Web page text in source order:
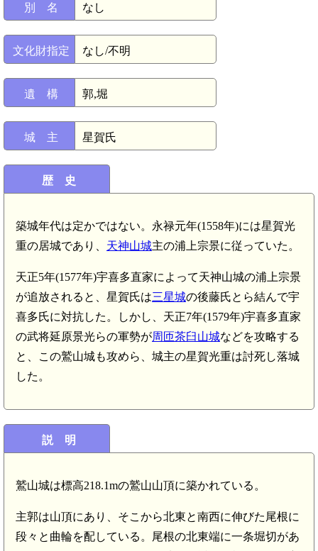
別 名 なし
文化財指定 なし/不明
遺 構 郭,堀
城 主 星賀氏
歴 史
築城年代は定かではない。永禄元年(1558年)には星賀光
重の居城であり、 天神山城主の浦上宗景に従っていた。
天正5年(1577年)宇喜多直家によって天神山城の浦上宗景
が追放されると、星賀氏は三星城の後藤氏とら結んで宇
喜多氏に対抗した。しかし、天正7年(1579年)宇喜多直家
の武将延原景光らの軍勢が周匝茶臼山城などを攻略する
と、この鷲山城も攻めら、城主の星賀光重は討死し落城
した。
説 明
鷲山城は標高218.1mの鷲山山頂に築かれている。
主郭は山頂にあり、そこから北東と南西に伸びた尾根に
段々と曲輪を配している。尾根の北東端に一条堀切があ